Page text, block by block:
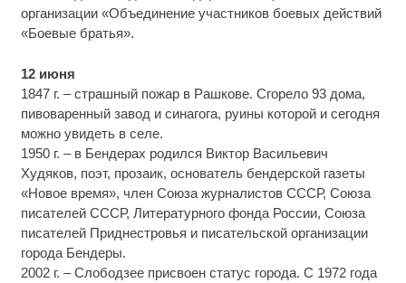
организации «Объединение участников боевых действий
«Боевые братья».
12 июня
1847 г. – страшный пожар в Рашкове. Сгорело 93 дома,
пивоваренный завод и синагога, руины которой и сегодня
можно увидеть в селе.
1950 г. – в Бендерах родился Виктор Васильевич
Худяков, поэт, прозаик, основатель бендерской газеты
«Новое время», член Союза журналистов СССР, Союза
писателей СССР, Литературного фонда России, Союза
писателей Приднестровья и писательской организации
города Бендеры.
2002 г. – Слободзее присвоен статус города. С 1972 года